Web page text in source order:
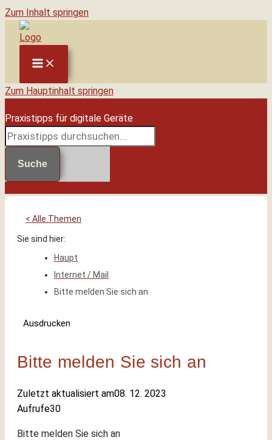
Zum Inhalt springen
Zum Hauptinhalt springen
Praxistipps für digitale Geräte
Suche
< Alle Themen
Sie sind hier:
Haupt
Internet / Mail
Bitte melden Sie sich an
Ausdrucken
Bitte melden Sie sich an
Zuletzt aktualisiert am08. 12. 2023
Aufrufe30
Bitte melden Sie sich an